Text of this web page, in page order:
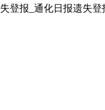
登报_通化日报遗失